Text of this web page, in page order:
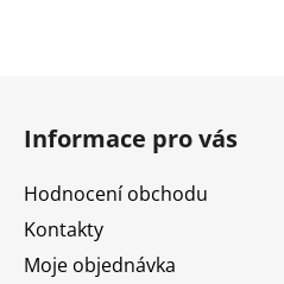
Informace pro vás
Hodnocení obchodu
Kontakty
Moje objednávka